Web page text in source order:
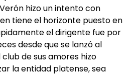
hizo un intento con
tiene el horizonte puesto en
el dirigente fue por
desde que se lanzó al
de sus amores hizo
la entidad platense, sea